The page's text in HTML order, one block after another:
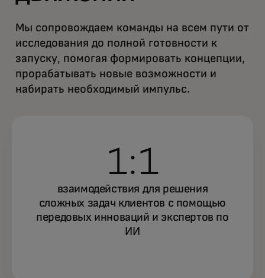
Мы сопровождаем команды на всем пути от
исследования до полной готовности к
запуску, помогая формировать концепции,
прорабатывать новые возможности и
набирать необходимый импульс.
1:1
взаимодействия для решения
сложных задач клиентов с помощью
передовых инноваций и экспертов по
ИИ